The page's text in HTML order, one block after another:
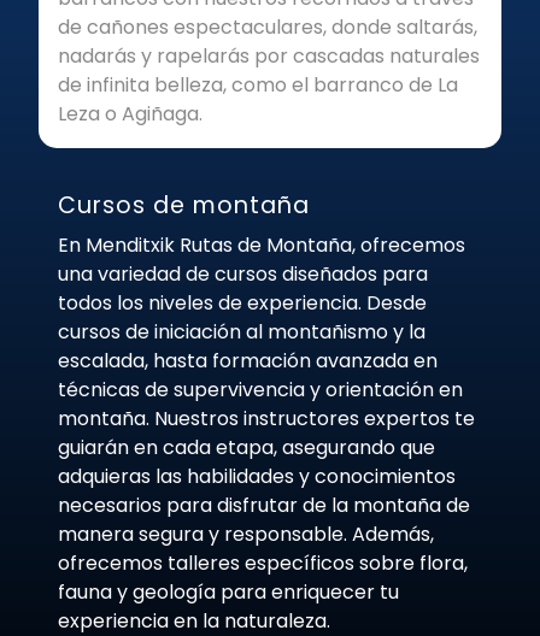
de cañones espectaculares, donde saltarás,
nadarás y rapelarás por cascadas naturales
de infinita belleza, como el barranco de La
Leza o Agiñaga.
Cursos de montaña
En Menditxik Rutas de Montaña, ofrecemos
una variedad de cursos diseñados para
todos los niveles de experiencia. Desde
cursos de iniciación al montañismo y la
escalada, hasta formación avanzada en
técnicas de supervivencia y orientación en
montaña. Nuestros instructores expertos te
guiarán en cada etapa, asegurando que
adquieras las habilidades y conocimientos
necesarios para disfrutar de la montaña de
manera segura y responsable. Además,
ofrecemos talleres específicos sobre flora,
fauna y geología para enriquecer tu
experiencia en la naturaleza.